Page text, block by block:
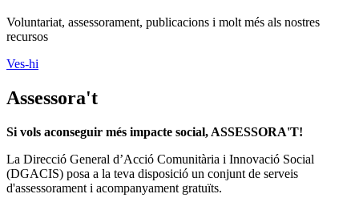
Voluntariat, assessorament, publicacions i molt més als nostres
recursos
Ves-hi
Assessora't
Si vols aconseguir més impacte social, ASSESSORA'T!
La Direcció General d’Acció Comunitària i Innovació Social
(DGACIS) posa a la teva disposició un conjunt de serveis
d'assessorament i acompanyament gratuïts.